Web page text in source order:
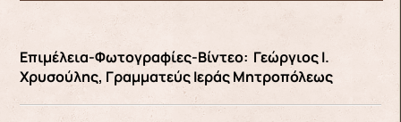
Επιμέλεια-Φωτογραφίες-Βίντεο: Γεώργιος Ι.
Χρυσούλης, Γραμματεύς Ιεράς Μητροπόλεως